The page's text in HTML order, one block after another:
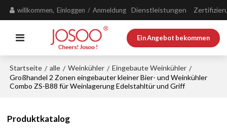
willkommen, Einloggen / Anmeldung Dienstleistungen
Ein Angebot bekommen
Startseite / alle / Weinkühler / Eingebaute Weinkühler /
Großhandel 2 Zonen eingebauter kleiner Bier- und Weinkühler
Combo ZS-B88 für Weinlagerung Edelstahltür und Griff
Produktkatalog